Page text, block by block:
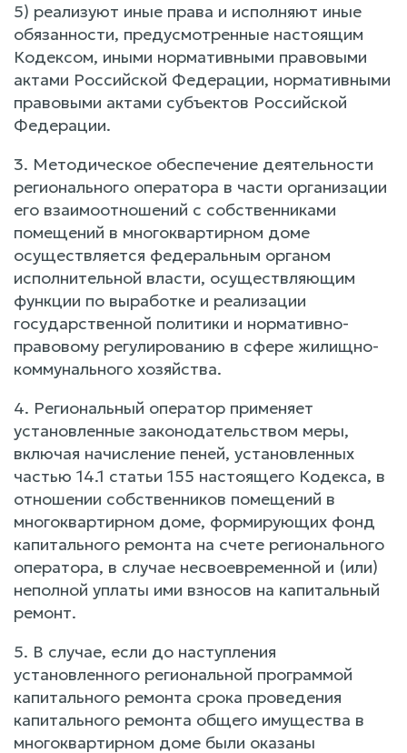
5) реализуют иные права и исполняют иные
обязанности, предусмотренные настоящим
Кодексом, иными нормативными правовыми
актами Российской Федерации, нормативными
правовыми актами субъектов Российской
Федерации.
3. Методическое обеспечение деятельности
регионального оператора в части организации
его взаимоотношений с собственниками
помещений в многоквартирном доме
осуществляется федеральным органом
исполнительной власти, осуществляющим
функции по выработке и реализации
государственной политики и нормативно-
правовому регулированию в сфере жилищно-
коммунального хозяйства.
4. Региональный оператор применяет
установленные законодательством меры,
включая начисление пеней, установленных
частью 14.1 статьи 155 настоящего Кодекса, в
отношении собственников помещений в
многоквартирном доме, формирующих фонд
капитального ремонта на счете регионального
оператора, в случае несвоевременной и (или)
неполной уплаты ими взносов на капитальный
ремонт.
5. В случае, если до наступления
установленного региональной программой
капитального ремонта срока проведения
капитального ремонта общего имущества в
многоквартирном доме были оказаны